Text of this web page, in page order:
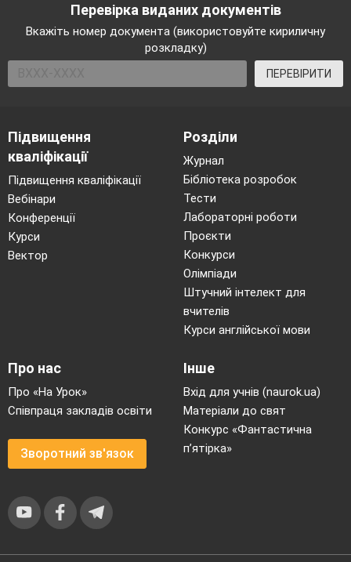
Перевірка виданих документів
Вкажіть номер документа (використовуйте кириличну
розкладку)
ПЕРЕВІРИТИ
Підвищення
кваліфікації
Підвищення кваліфікації
Вебінари
Конференції
Курси
Вектор
Розділи
Журнал
Бібліотека розробок
Тести
Лабораторні роботи
Проєкти
Конкурси
Олімпіади
Штучний інтелект для
вчителів
Курси англійської мови
Про нас
Про «На Урок»
Співпраця закладів освіти
Зворотний зв'язок
Інше
Вхід для учнів (naurok.ua)
Матеріали до свят
Конкурс «Фантастична
п’ятірка»